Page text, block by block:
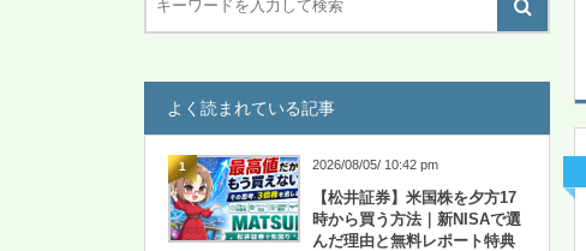
よく読まれている記事
1 2026/08/05/ 10:42 pm
【松井証券】米国株を夕方17
時から買う方法｜新NISAで選
んだ理由と無料レポート特典